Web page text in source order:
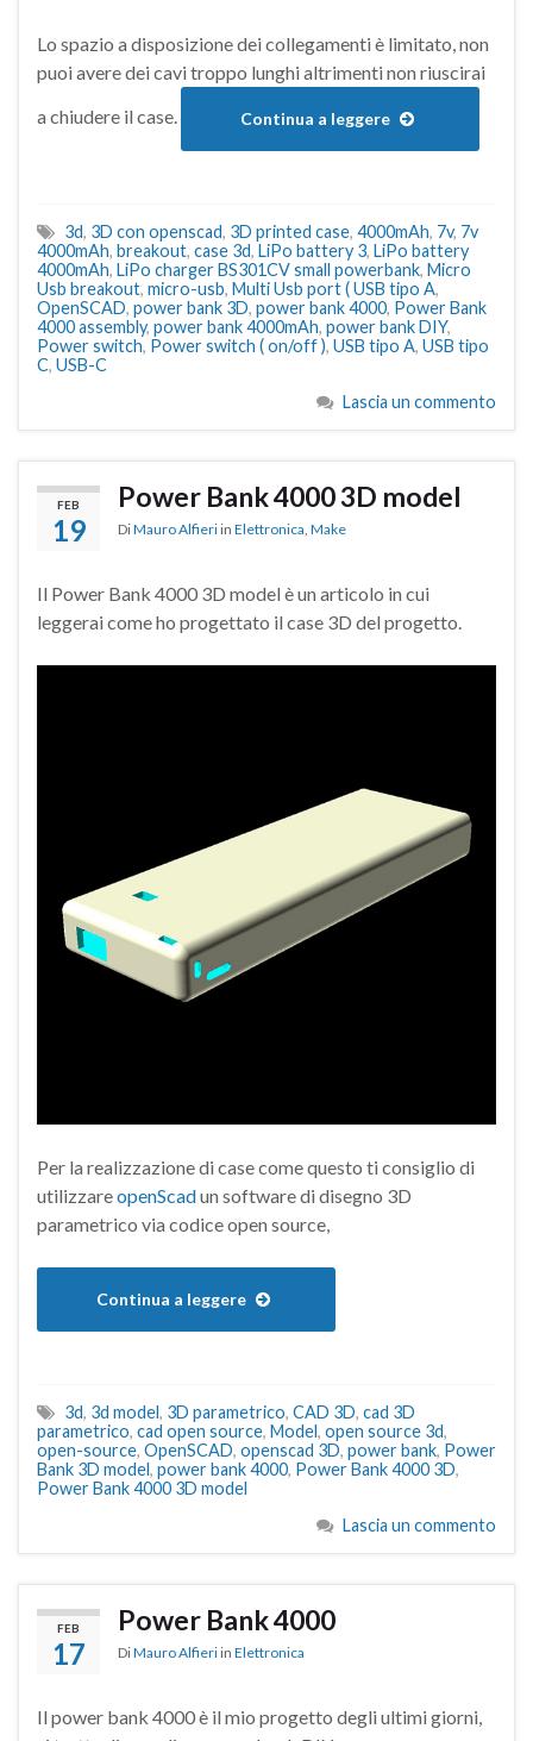
Lo spazio a disposizione dei collegamenti è limitato, non
puoi avere dei cavi troppo lunghi altrimenti non riuscirai
a chiudere il case.
Continua a leggere
3d, 3D con openscad, 3D printed case, 4000mAh, 7v, 7v
4000mAh, breakout, case 3d, LiPo battery 3, LiPo battery
4000mAh, LiPo charger BS301CV small powerbank, Micro
Usb breakout, micro-usb, Multi Usb port ( USB tipo A,
OpenSCAD, power bank 3D, power bank 4000, Power Bank
4000 assembly, power bank 4000mAh, power bank DIY,
Power switch, Power switch ( on/off ), USB tipo A, USB tipo
C, USB-C
Lascia un commento
FEB
19
Power Bank 4000 3D model
DiMauro Alfieri in Elettronica, Make
Il Power Bank 4000 3D model è un articolo in cui
leggerai come ho progettato il case 3D del progetto.
Per la realizzazione di case come questo ti consiglio di
utilizzareopenScadun software di disegno 3D
parametrico via codice open source,
Continua a leggere
3d, 3d model, 3D parametrico, CAD 3D, cad 3D
parametrico, cad open source, Model, open source 3d,
open-source, OpenSCAD, openscad 3D, power bank, Power
Bank 3D model, power bank 4000, Power Bank 4000 3D,
Power Bank 4000 3D model
Lascia un commento
FEB
17
Power Bank 4000
DiMauro Alfieri in Elettronica
Il power bank 4000 è il mio progetto degli ultimi giorni,